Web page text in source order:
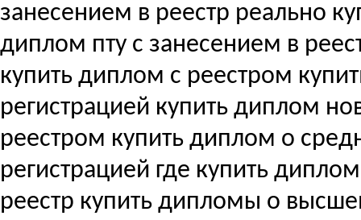
занесением в реестр реально
диплом пту с занесением в
купить диплом с реестром
регистрацией купить диплом
реестром купить диплом о
регистрацией где купить
реестр купить дипломы о